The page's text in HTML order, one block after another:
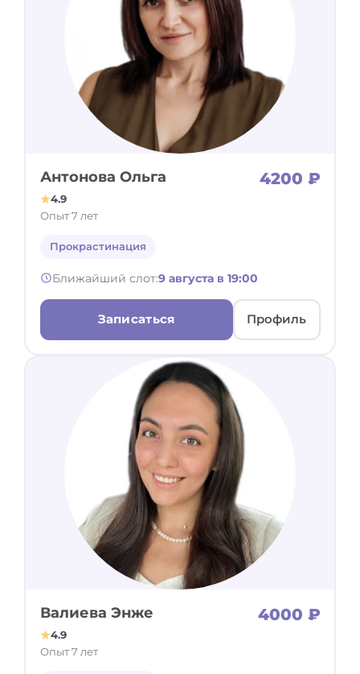
Антонова Ольга 4200 ₽
4.9
Опыт 7 лет
Прокрастинация
Ближайший слот:9 августа в 19:00
Записаться Профиль
Валиева Энже 4000 ₽
4.9
Опыт 7 лет